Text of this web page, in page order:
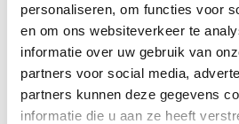
personaliseren, om functies voor
en om ons websiteverkeer te
informatie over uw gebruik van
partners voor social media,
partners kunnen deze gegevens
informatie die u aan ze heeft